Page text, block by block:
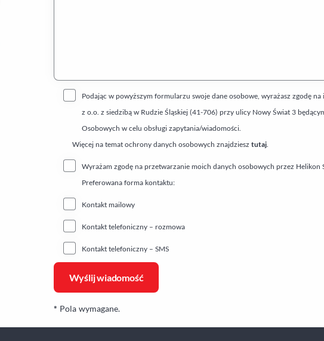
Podając w powyższym formularzu swoje dane osobowe, wyrażasz zgodę
z o.o. z siedzibą w Rudzie Śląskiej (41-706) przy ulicy Nowy Świat 3
Osobowych w celu obsługi zapytania/wiadomości.
Więcej na temat ochrony danych osobowych znajdziesz tutaj.
Wyrażam zgodę na przetwarzanie moich danych osobowych przez Helikon
Preferowana forma kontaktu:
Kontakt mailowy
Kontakt telefoniczny – rozmowa
Kontakt telefoniczny – SMS
* Pola wymagane.